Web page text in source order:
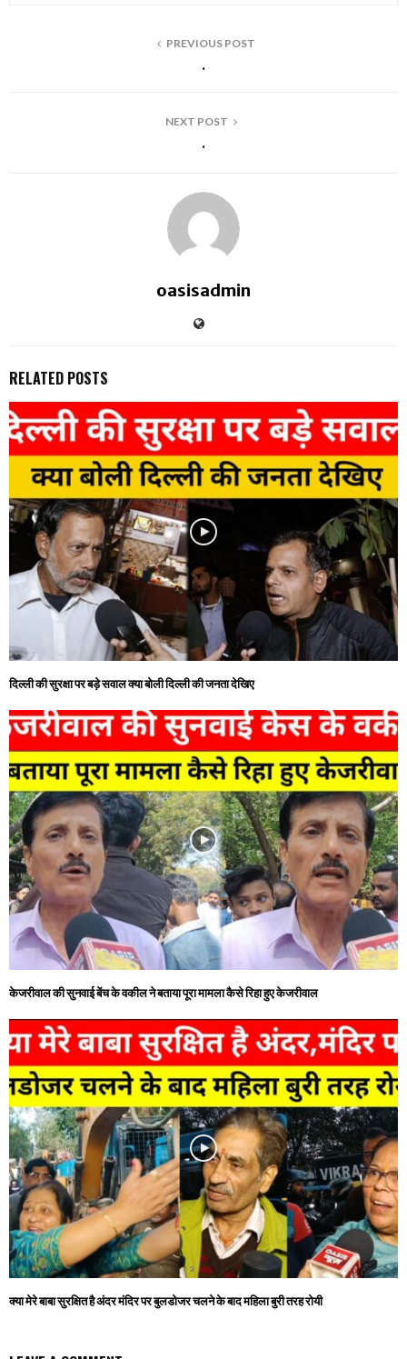
PREVIOUS POST
.
NEXT POST
.
oasisadmin
RELATED POSTS
दिल्ली की सुरक्षा पर बड़े सवाल क्या बोली दिल्ली की जनता देखिए
केजरीवाल की सुनवाई बेंच के वकील ने बताया पूरा मामला कैसे रिहा हुए केजरीवाल
क्या मेरे बाबा सुरक्षित है अंदर मंदिर पर बुलडोजर चलने के बाद महिला बुरी तरह रोयी